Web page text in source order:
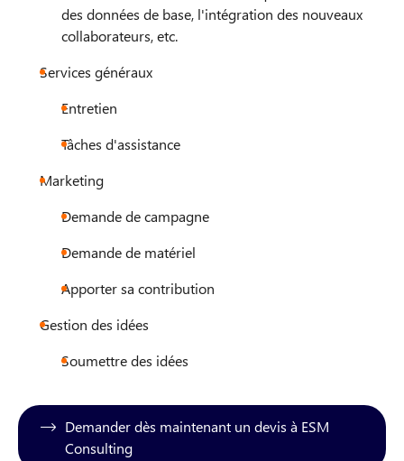
des données de base, l'intégration des nouveaux
collaborateurs, etc.
Services généraux
Entretien
Tâches d'assistance
Marketing
Demande de campagne
Demande de matériel
Apporter sa contribution
Gestion des idées
Soumettre des idées
Demander dès maintenant un devis à ESM
Consulting